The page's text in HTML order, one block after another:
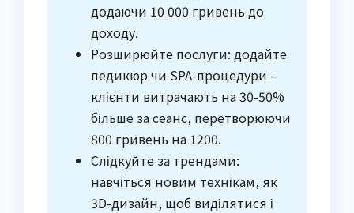
додаючи 10 000 гривень до
доходу.
Розширюйте послуги: додайте
педикюр чи SPA-процедури –
клієнти витрачають на 30-50%
більше за сеанс, перетворюючи
800 гривень на 1200.
Слідкуйте за трендами:
навчіться новим технікам, як
3D-дизайн, щоб виділятися і